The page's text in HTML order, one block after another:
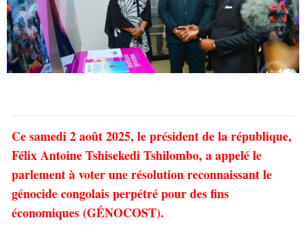
Ce samedi 2 août 2025, le président de la république,
Félix Antoine Tshisekedi Tshilombo, a appelé le
parlement à voter une résolution reconnaissant le
génocide congolais perpétré pour des fins
économiques (GÉNOCOST).